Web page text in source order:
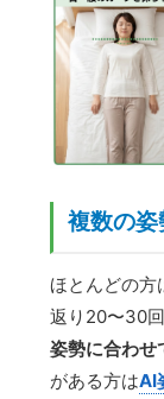
複数の
ほとんどの方
返り20〜30
姿勢に合わせ
がある方はAI